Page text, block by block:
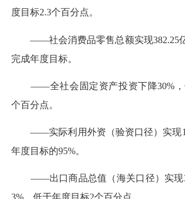
度目标2.3个百分点。
——社会消费品零售总额实现382.25亿
完成年度目标。
——全社会固定资产投资下降30%，
个百分点。
——实际利用外资（验资口径）实现
年度目标的95%。
——出口商品总值（海关口径）实现